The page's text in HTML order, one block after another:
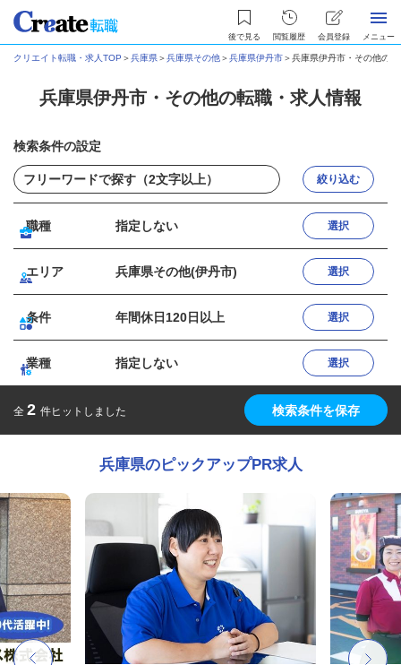
後で見る 閲覧履歴 会員登録 メニュー
クリエイト転職・求人TOP ＞兵庫県＞兵庫県その他＞兵庫県伊丹市＞兵庫県伊丹市・その他の
兵庫県伊丹市・その他の転職・求人情報
検索条件の設定
絞り込む
職種 指定しない 選択
エリア 兵庫県その他(伊丹市) 選択
条件 年間休日120日以上 選択
業種 指定しない 選択
全 2 件ヒットしました 検索条件を保存
兵庫県のピックアップPR求人